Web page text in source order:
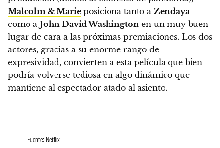
Malcolm & Marie posiciona tanto a Zendaya
como a John David Washington en un muy buen
lugar de cara a las próximas premiaciones. Los dos
actores, gracias a su enorme rango de
expresividad, convierten a esta película que bien
podría volverse tediosa en algo dinámico que
mantiene al espectador atado al asiento.
Fuente: Netflix